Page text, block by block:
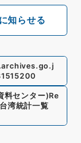
知らせる
料センター)Re
台湾統計一覧